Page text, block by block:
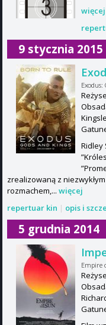
więcej
9 stycznia 2015
Exodus:
Ridley
zrealizowaną z
rozmachem,... więcej
repertuar kin | opis i
5 grudnia 2014
Empire